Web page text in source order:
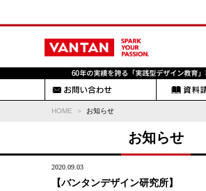
HOME お知らせ
お知らせ
2020.09.03
【バンタンデザイン研究所】